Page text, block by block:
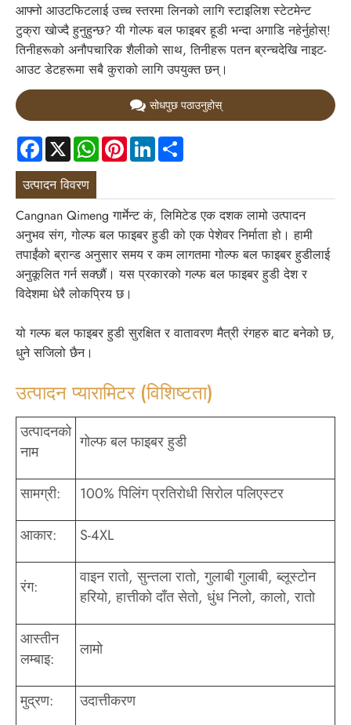
आफ्नो आउटफिटलाई उच्च स्तरमा लिनको लागि स्टाइलिश स्टेटमेन्ट
टुक्रा खोज्दै हुनुहुन्छ? यी गोल्फ बल फाइबर हूडी भन्दा अगाडि नहेर्नुहोस्!
तिनीहरूको अनौपचारिक शैलीको साथ, तिनीहरू पतन ब्रन्चदेखि नाइट-
आउट डेटहरूमा सबै कुराको लागि उपयुक्त छन्।
सोधपुछ पठाउनुहोस्
Facebook
X WhatsApp
PinterestLinkedIn
उत्पादन विवरण
Cangnan Qimeng गार्मेन्ट कं, लिमिटेड एक दशक लामो उत्पादन
अनुभव संग, गोल्फ बल फाइबर हुडी को एक पेशेवर निर्माता हो। हामी
तपाईंको ब्रान्ड अनुसार समय र कम लागतमा गोल्फ बल फाइबर हुडीलाई
अनुकूलित गर्न सक्छौं। यस प्रकारको गल्फ बल फाइबर हुडी देश र
विदेशमा धेरै लोकप्रिय छ।
यो गल्फ बल फाइबर हुडी सुरक्षित र वातावरण मैत्री रंगहरु बाट बनेको छ,
धुने सजिलो छैन।
उत्पादन प्यारामिटर (विशिष्टता)
उत्पादनको
नाम
गोल्फ बल फाइबर हुडी
सामग्री: 100% पिलिंग प्रतिरोधी सिरोल पलिएस्टर
आकार: S-4XL
रंग:
वाइन रातो, सुन्तला रातो, गुलाबी गुलाबी, ब्लूस्टोन
हरियो, हात्तीको दाँत सेतो, धुंध निलो, कालो, रातो
आस्तीन
लम्बाइ:
लामो
मुद्रण: उदात्तीकरण